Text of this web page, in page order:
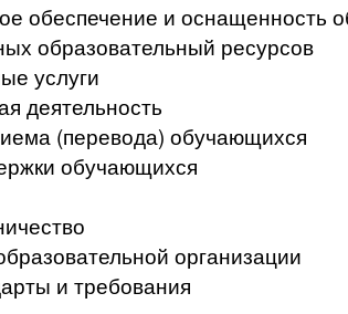
обеспечение и оснащенность
образовательный ресурсов
услуги
деятельность
(перевода) обучающихся
обучающихся
организации
и требования